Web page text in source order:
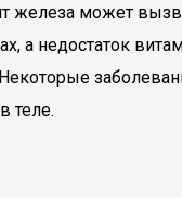
железа может
а недостаток
теле.